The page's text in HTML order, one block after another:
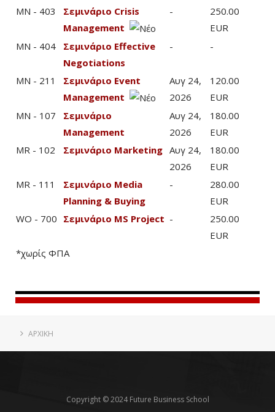
MN - 403
Σεμινάριο Crisis
Management
-
250.00
EUR
MN - 404
Σεμινάριο Effective
Negotiations
- -
MN - 211
Σεμινάριο Event
Management
Αυγ 24,
2026
120.00
EUR
MN - 107
Σεμινάριο
Management
Αυγ 24,
2026
180.00
EUR
MR - 102
Σεμινάριο Marketing Αυγ 24,
2026
180.00
EUR
MR - 111
Σεμινάριο Media
Planning & Buying
-
280.00
EUR
WO - 700 Σεμινάριο MS Project -
250.00
EUR
*χωρίς ΦΠΑ
ΑΡΧΙΚΗ
Copyright © 2024 Future Business School